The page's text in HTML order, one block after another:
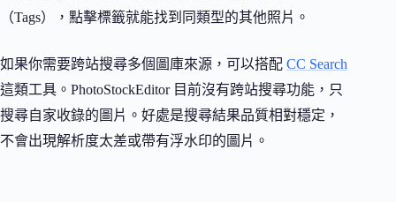
（Tags），點擊標籤就能找到同類型的其他照片。
如果你需要跨站搜尋多個圖庫來源，可以搭配 CC Search
這類工具。PhotoStockEditor 目前沒有跨站搜尋功能，只
搜尋自家收錄的圖片。好處是搜尋結果品質相對穩定，
不會出現解析度太差或帶有浮水印的圖片。